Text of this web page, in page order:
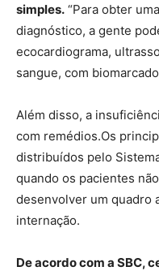
simples. “Para obter
diagnóstico, a gente
ecocardiograma,
sangue, com
Além disso, a
com remédios.Os
distribuídos pelo
quando os pacientes
desenvolver um quadro
internação.
De acordo com a SBC,